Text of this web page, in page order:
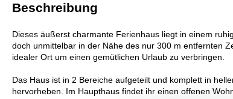
Beschreibung
Dieses äußerst charmante Ferienhaus liegt in einem
doch unmittelbar in der Nähe des nur 300 m entfernten
idealer Ort um einen gemütlichen Urlaub zu verbringen.
Das Haus ist in 2 Bereiche aufgeteilt und komplett in
hervorheben. Im Haupthaus findet ihr einen offenen